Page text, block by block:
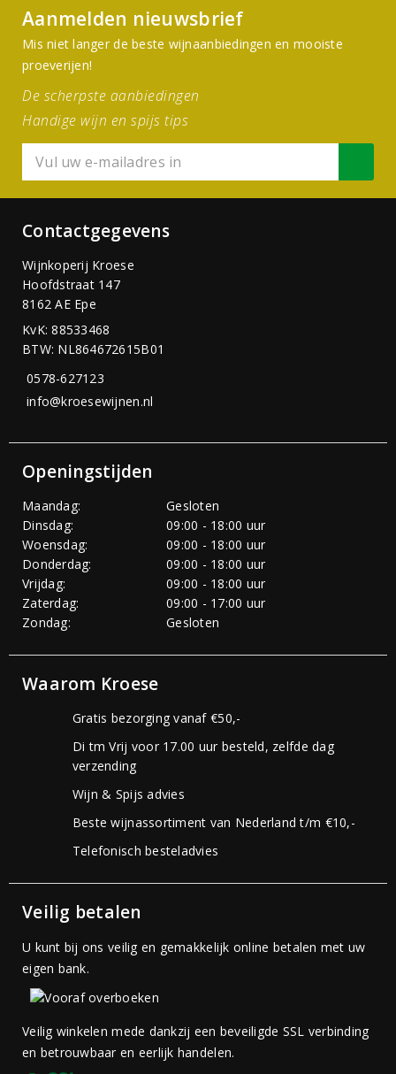
Aanmelden nieuwsbrief
Mis niet langer de beste wijnaanbiedingen en mooiste
proeverijen!
De scherpste aanbiedingen
Handige wijn en spijs tips
Contactgegevens
Wijnkoperij Kroese
Hoofdstraat 147
8162 AE Epe
KvK: 88533468
BTW: NL864672615B01
0578-627123
info@kroesewijnen.nl
Openingstijden
Maandag:
Gesloten
Dinsdag:
09:00 - 18:00 uur
Woensdag:
09:00 - 18:00 uur
Donderdag:
09:00 - 18:00 uur
Vrijdag:
09:00 - 18:00 uur
Zaterdag:
09:00 - 17:00 uur
Zondag:
Gesloten
Waarom Kroese
Gratis bezorging vanaf €50,-
Di tm Vrij voor 17.00 uur besteld, zelfde dag
verzending
Wijn & Spijs advies
Beste wijnassortiment van Nederland t/m €10,-
Telefonisch besteladvies
Veilig betalen
U kunt bij ons veilig en gemakkelijk online betalen met uw
eigen bank.
Veilig winkelen mede dankzij een beveiligde SSL verbinding
en betrouwbaar en eerlijk handelen.